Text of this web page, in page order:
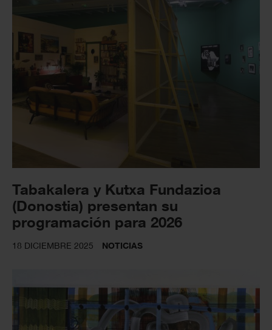
Tabakalera y Kutxa Fundazioa
(Donostia) presentan su
programación para 2026
18 DICIEMBRE 2025 NOTICIAS